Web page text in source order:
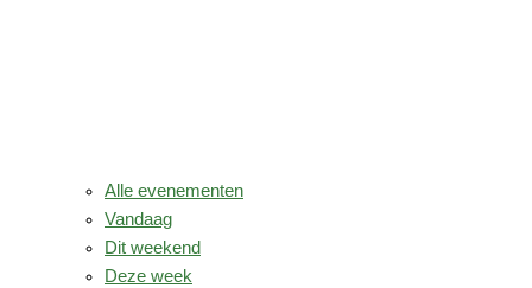
Alle evenementen
Vandaag
Dit weekend
Deze week